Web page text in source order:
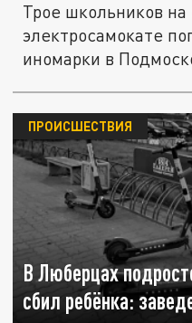
Трое школьников
электросамокате
иномарки в
В Люберцах
сбил ребёнка:
ПРОИСШЕСТВИЯ